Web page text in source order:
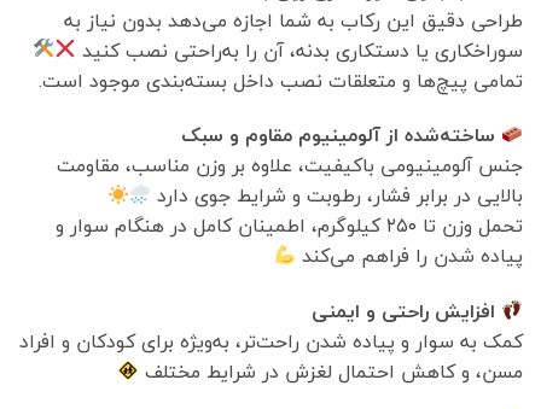
طراحی دقیق این رکاب به شما اجازه می‌دهد بدون نیاز به
سوراخکاری یا دستکاری بدنه، آن را به‌راحتی نصب کنید
تمامی پیچ‌ها و متعلقات نصب داخل بسته‌بندی موجود است.
ساخته‌شده از آلومینیوم مقاوم و سبک
جنس آلومینیومی باکیفیت، علاوه بر وزن مناسب، مقاومت
بالایی در برابر فشار، رطوبت و شرایط جوی دارد
تحمل وزن تا ۲۵۰ کیلوگرم، اطمینان کامل در هنگام سوار و
پیاده شدن را فراهم می‌کند
افزایش راحتی و ایمنی
کمک به سوار و پیاده شدن راحت‌تر، به‌ویژه برای کودکان و افراد
مسن، و کاهش احتمال لغزش در شرایط مختلف